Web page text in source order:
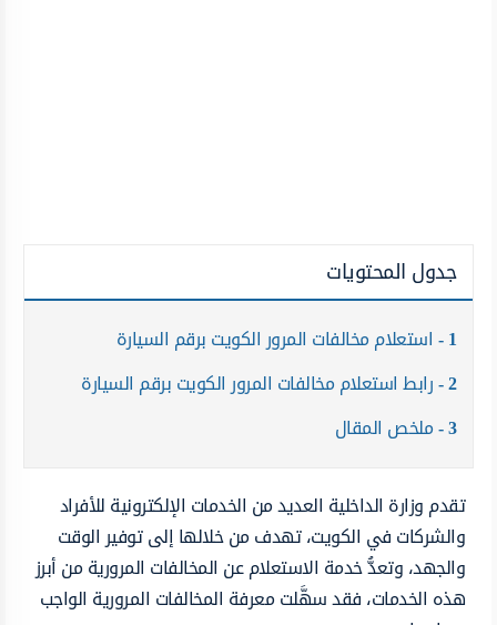
جدول المحتويات
1 استعلام مخالفات المرور الكويت برقم السيارة
2 رابط استعلام مخالفات المرور الكويت برقم السيارة
3 ملخص المقال
تقدم وزارة الداخلية العديد من الخدمات الإلكترونية للأفراد
والشركات في الكويت، تهدف من خلالها إلى توفير الوقت
والجهد، وتعدُّ خدمة الاستعلام عن المخالفات المرورية من أبرز
هذه الخدمات، فقد سهَّلت معرفة المخالفات المرورية الواجب